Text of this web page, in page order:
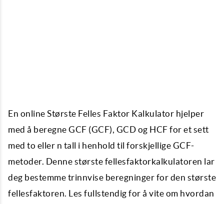
En online Største Felles Faktor Kalkulator hjelper
med å beregne GCF (GCF), GCD og HCF for et sett
med to eller n tall i henhold til forskjellige GCF-
metoder. Denne største fellesfaktorkalkulatoren lar
deg bestemme trinnvise beregninger for den største
fellesfaktoren. Les fullstendig for å vite om hvordan